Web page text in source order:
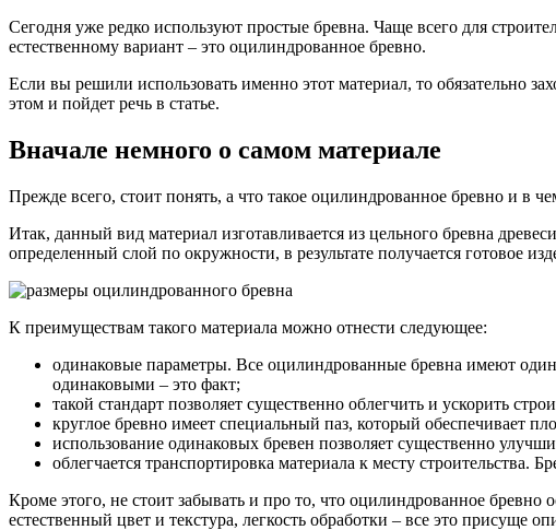
Сегодня уже редко используют простые бревна. Чаще всего для
естественному вариант – это оцилиндрованное бревно.
Если вы решили использовать именно этот материал, то обязательно
этом и пойдет речь в статье.
Вначале немного о самом материале
Прежде всего, стоит понять, а что такое оцилиндрованное бревно и в
Итак, данный вид материал изготавливается из цельного бревна
определенный слой по окружности, в результате получается готовое
К преимуществам такого материала можно отнести следующее:
одинаковые параметры. Все оцилиндрованные бревна имеют
одинаковыми – это факт;
такой стандарт позволяет существенно облегчить и ускорить
круглое бревно имеет специальный паз, который обеспечивает
использование одинаковых бревен позволяет существенно
облегчается транспортировка материала к месту строительства.
Кроме этого, не стоит забывать и про то, что оцилиндрованное
естественный цвет и текстура, легкость обработки – все это присуще